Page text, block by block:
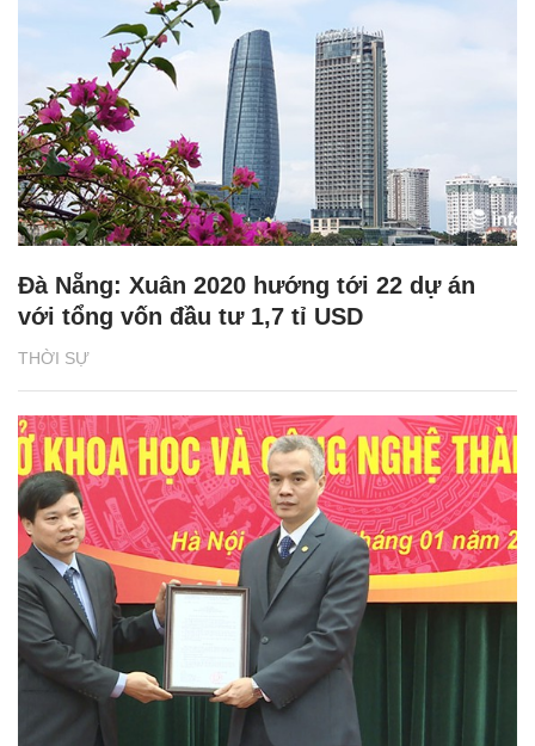
THỜI SỰ
Đà Nẵng: Xuân 2020 hướng tới 22 dự án
với tổng vốn đầu tư 1,7 tỉ USD